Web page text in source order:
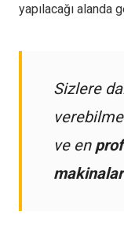
yapılacağı alanda
Sizlere
ve en